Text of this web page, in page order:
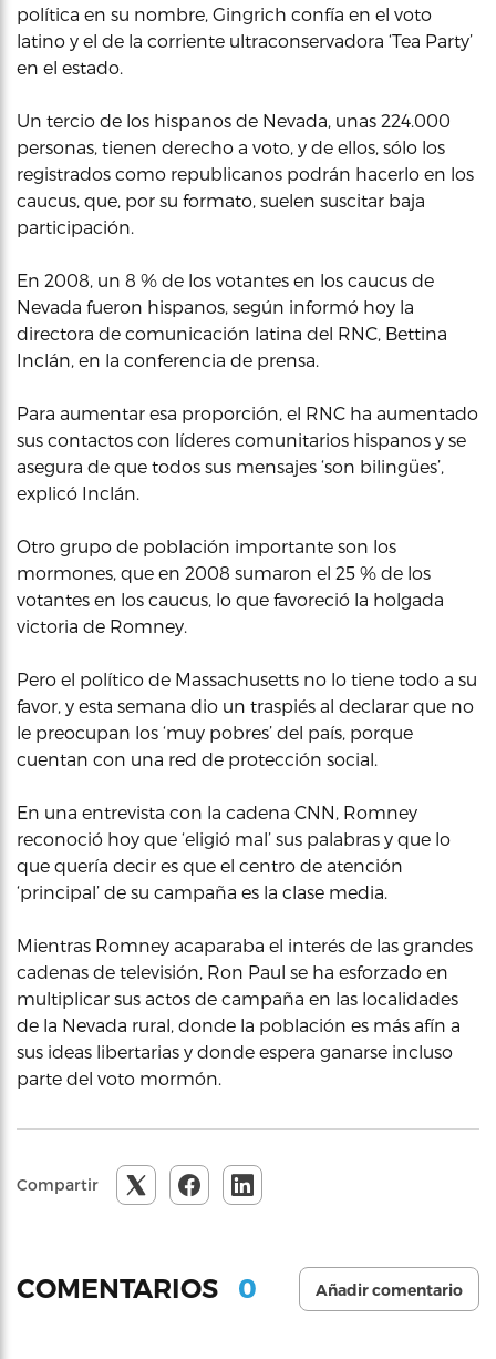
política en su nombre, Gingrich confía en el voto
latino y el de la corriente ultraconservadora ‘Tea Party’
en el estado.
Un tercio de los hispanos de Nevada, unas 224.000
personas, tienen derecho a voto, y de ellos, sólo los
registrados como republicanos podrán hacerlo en los
caucus, que, por su formato, suelen suscitar baja
participación.
En 2008, un 8 % de los votantes en los caucus de
Nevada fueron hispanos, según informó hoy la
directora de comunicación latina del RNC, Bettina
Inclán, en la conferencia de prensa.
Para aumentar esa proporción, el RNC ha aumentado
sus contactos con líderes comunitarios hispanos y se
asegura de que todos sus mensajes ‘son bilingües’,
explicó Inclán.
Otro grupo de población importante son los
mormones, que en 2008 sumaron el 25 % de los
votantes en los caucus, lo que favoreció la holgada
victoria de Romney.
Pero el político de Massachusetts no lo tiene todo a su
favor, y esta semana dio un traspiés al declarar que no
le preocupan los ‘muy pobres’ del país, porque
cuentan con una red de protección social.
En una entrevista con la cadena CNN, Romney
reconoció hoy que ‘eligió mal’ sus palabras y que lo
que quería decir es que el centro de atención
‘principal’ de su campaña es la clase media.
Mientras Romney acaparaba el interés de las grandes
cadenas de televisión, Ron Paul se ha esforzado en
multiplicar sus actos de campaña en las localidades
de la Nevada rural, donde la población es más afín a
sus ideas libertarias y donde espera ganarse incluso
parte del voto mormón.
Compartir
COMENTARIOS 0 Añadir comentario